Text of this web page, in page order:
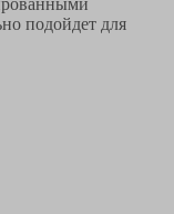
подойдет для